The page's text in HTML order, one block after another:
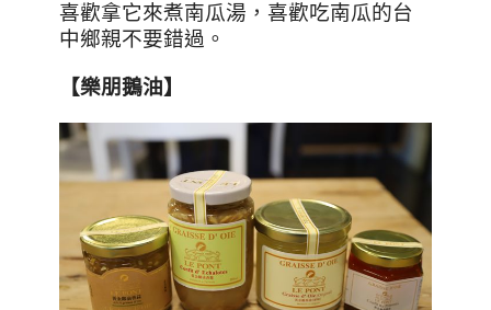
喜歡拿它來煮南瓜湯，喜歡吃南瓜的台
中鄉親不要錯過。
【樂朋鵝油】